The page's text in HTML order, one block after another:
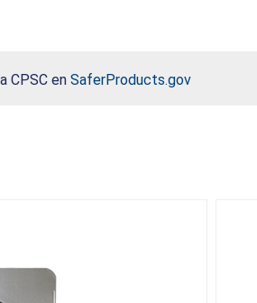
CPSC en SaferProducts.gov